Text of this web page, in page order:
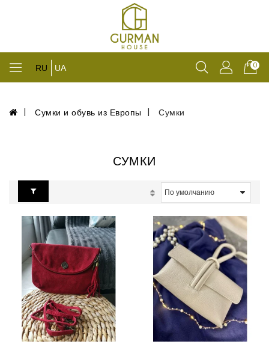
RU UA 0
Сумки и обувь из Европы Сумки
СУМКИ